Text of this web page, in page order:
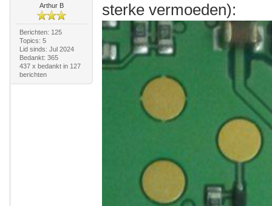
Arthur B
Berichten: 125
Topics: 5
Lid sinds: Jul 2024
Bedankt: 365
437 x bedankt in 127
berichten
sterke vermoeden):